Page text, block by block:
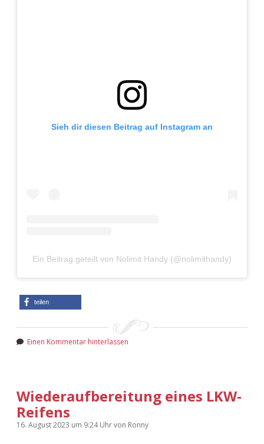
Sieh dir diesen Beitrag auf Instagram an
Ein Beitrag geteilt von Nolimit Handy (@nolimithandy)
teilen
Einen Kommentar hinterlassen
Wiederaufbereitung eines LKW-
Reifens
16. August 2023 um 9:24 Uhrvon Ronny